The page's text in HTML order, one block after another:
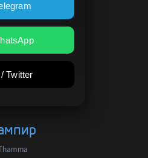
Twitter
Thamma